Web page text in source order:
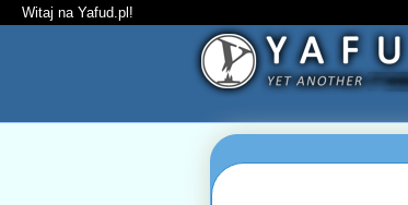
Witaj na Yafud.pl!